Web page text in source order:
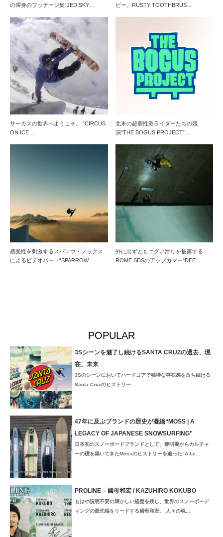
の渾身のフッテージ集“JED SKY…
ビー。RUSTY TOOTHBRUS…
サーカスの世界へようこそ。 “CIRCUS
ON ICE …
北米の超個性派ライダーたちの競
演“THE BOGUS PROJECT”…
感受性を刺激するスパロウ・ノックス
によるビデオパート“SPARROW …
外に出ずともエグい滑りを披露する
ROME SDSのアップカマー“DEE…
POPULAR
3Sシーンを魅了し続けるSANTA CRUZの過去、現
在、未来
3Sのシーンにおいてハードコアで独特な存在感を放ち続ける
Santa Cruzのヒストリー...
47年に及ぶブランドの歴史が凝縮“MOSS | A
LEGACY OF JAPANESE SNOWSURFING”
日本初のスノーボードブランドとして、黎明期からカルチャ
ーの礎を築いてきたMossのヒストリーを追った“A Le...
PROLINE – 國母和宏 / KAZUHIRO KOKUBO
もはや説明不要の輝かしい経歴を残し、世界のスノーボーデ
ィングの最先端をリードする國母和宏。 人々の魂...